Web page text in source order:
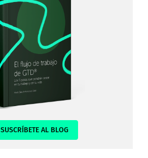
SUSCRÍBETE AL BLOG